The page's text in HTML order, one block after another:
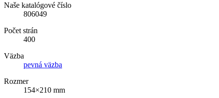
Naše katalógové číslo
806049
Počet strán
400
Väzba
pevná väzba
Rozmer
154×210 mm